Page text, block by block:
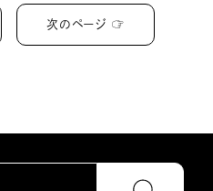
次のページ ☞